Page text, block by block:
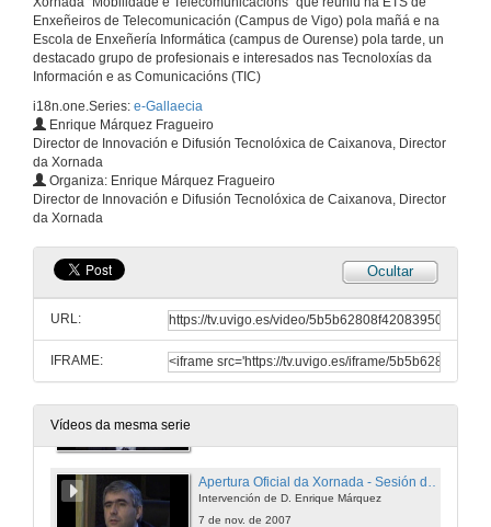
Enxeñeiros de Telecomunicación (Campus de Vigo) pola mañá e na
Escola de Enxeñería Informática (campus de Ourense) pola tarde, un
destacado grupo de profesionais e interesados nas Tecnoloxías da
Información e as Comunicacións (TIC)
i18n.one.Series: e-Gallaecia
Enrique Márquez Fragueiro
Director de Innovación e Difusión Tecnolóxica de Caixanova, Director
da Xornada
Organiza: Enrique Márquez Fragueiro
Director de Innovación e Difusión Tecnolóxica de Caixanova, Director
da Xornada
Ocultar
URL:
IFRAME:
Vídeos da mesma serie
Apertura Oficial da Xornada - Sesión de mañá
Intervención de D. Enrique Márquez
7 de nov. de 2007